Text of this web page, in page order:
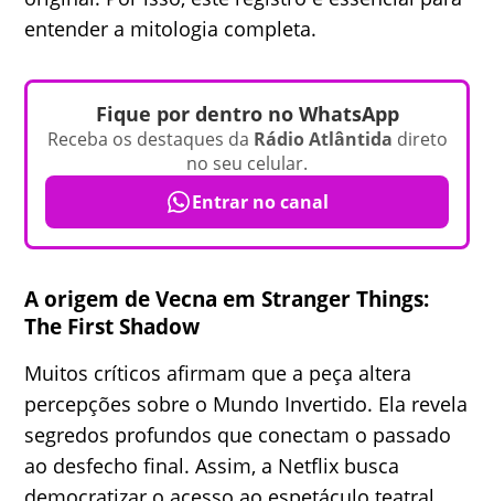
entender a mitologia completa.
Fique por dentro no WhatsApp
Receba os destaques da Rádio Atlântida direto
no seu celular.
Entrar no canal
A origem de Vecna em Stranger Things:
The First Shadow
Muitos críticos afirmam que a peça altera
percepções sobre o Mundo Invertido. Ela revela
segredos profundos que conectam o passado
ao desfecho final. Assim, a Netflix busca